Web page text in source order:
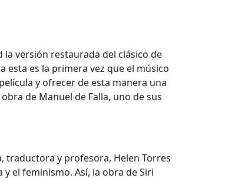
versión restaurada del clásico de
esta es la primera vez que el músico
y ofrecer de esta manera una
de Manuel de Falla, uno de sus
traductora y profesora, Helen Torres
el feminismo. Así, la obra de Siri